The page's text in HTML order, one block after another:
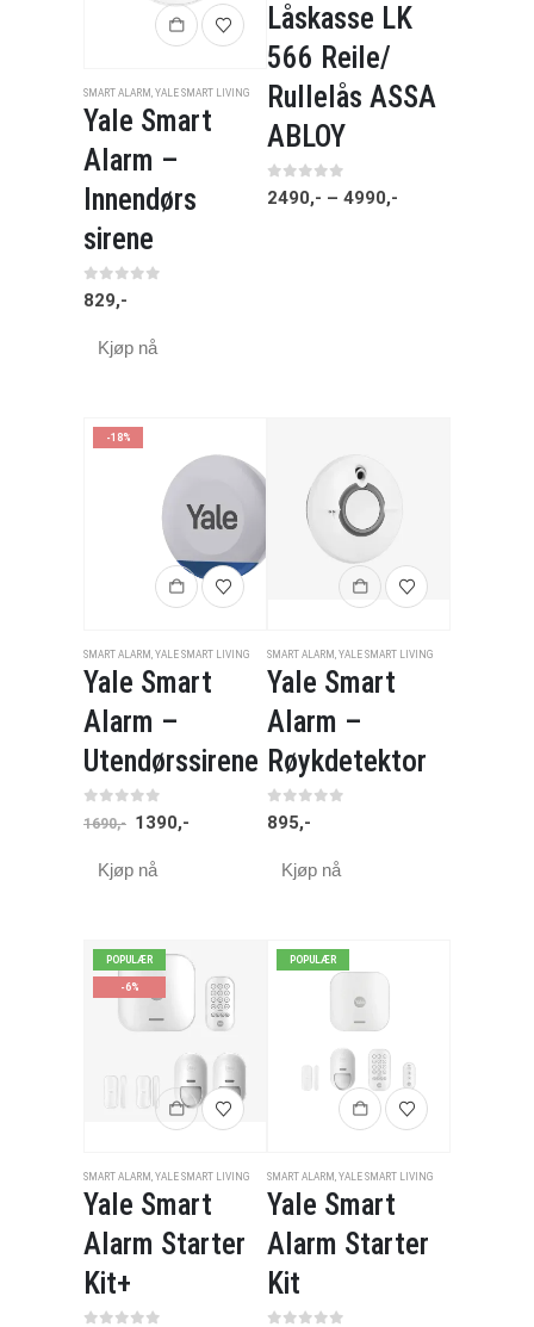
SMART ALARM , YALE SMART LIVING
Yale Smart
Alarm –
Innendørs
sirene
0av 5
829,-
Kjøp nå
Låskasse LK
566 Reile/
Rullelås ASSA
ABLOY
0 av 5
2490,- – 4990,-
-18%
SMART ALARM , YALE SMART LIVING
Yale Smart
Alarm –
Utendørssirene
0 av 5
1690,- 1390,-
Kjøp nå
SMART ALARM , YALE SMART LIVING
Yale Smart
Alarm –
Røykdetektor
0av 5
895,-
Kjøp nå
POPULÆR
-6%
SMART ALARM , YALE SMART LIVING
Yale Smart
Alarm Starter
Kit+
POPULÆR
SMART ALARM , YALE SMART LIVING
Yale Smart
Alarm Starter
Kit